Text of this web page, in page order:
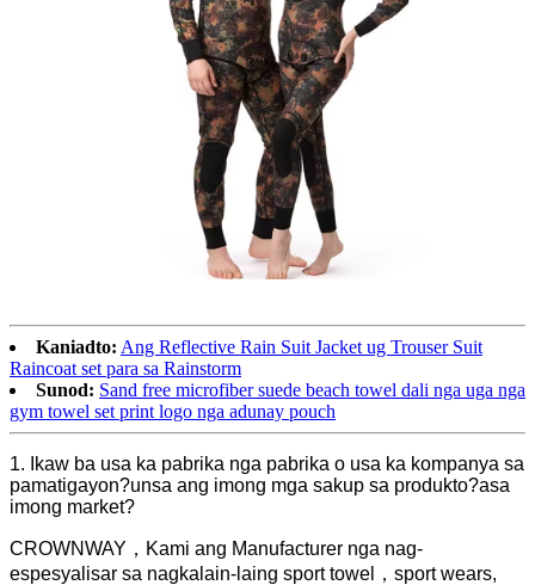
Kaniadto: Ang Reflective Rain Suit Jacket ug Trouser Suit
Raincoat set para sa Rainstorm
Sunod: Sand free microfiber suede beach towel dali nga uga nga
gym towel set print logo nga adunay pouch
1. Ikaw ba usa ka pabrika nga pabrika o usa ka kompanya sa
pamatigayon?unsa ang imong mga sakup sa produkto?asa
imong market?
CROWNWAY，Kami ang Manufacturer nga nag-
espesyalisar sa nagkalain-laing sport towel，sport wears,